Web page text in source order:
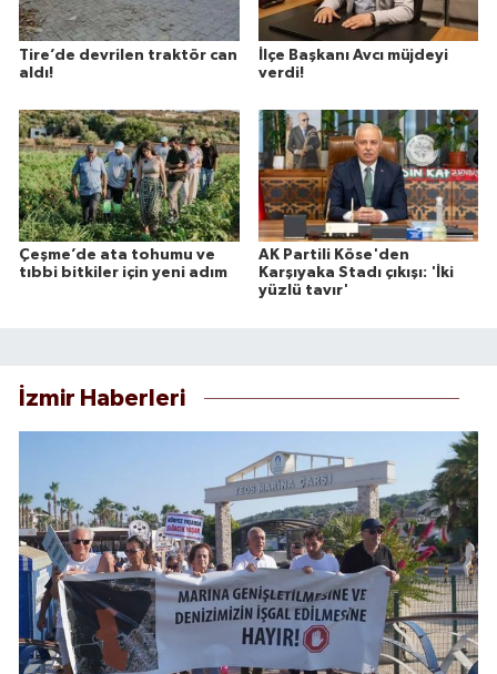
Tire’de devrilen traktör can
aldı!
İlçe Başkanı Avcı müjdeyi
verdi!
Çeşme’de ata tohumu ve
tıbbi bitkiler için yeni adım
AK Partili Köse'den
Karşıyaka Stadı çıkışı: 'İki
yüzlü tavır'
İzmir Haberleri